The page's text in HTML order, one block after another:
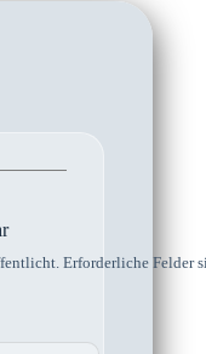
Erforderliche Felder